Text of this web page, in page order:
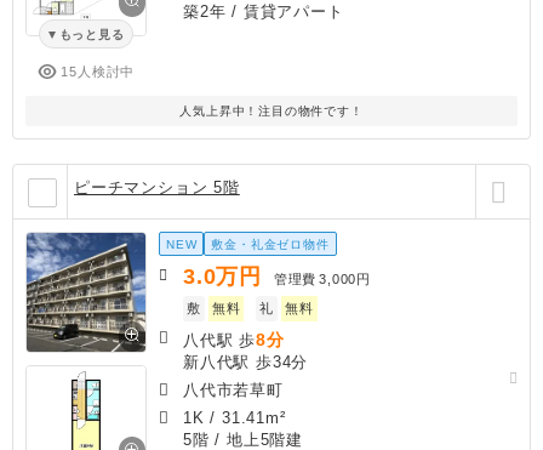
もっと見る
15人検討中
築2年 / 賃貸アパート
人気上昇中！注目の物件です！
ピーチマンション 5階
NEW 敷金・礼金ゼロ物件
3.0万円 管理費 3,000円
敷
無料 礼 無料
八代駅 歩8分
新八代駅 歩34分
八代市若草町
1K /31.41m²
5階 / 地上5階建